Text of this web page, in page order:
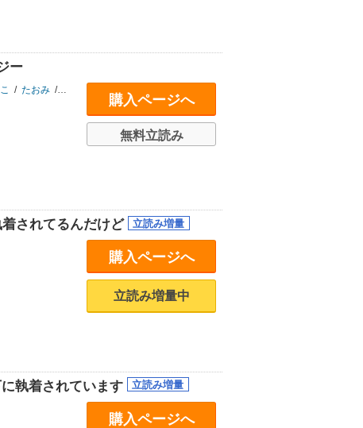
ー
/ たおみ / 奈織 カナミ /
購入ページへ
無料立読み
されてるんだけど
購入ページへ
立読み増量中
執着されています
購入ページへ